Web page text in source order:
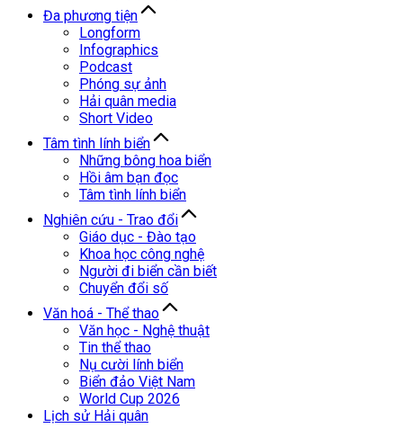
Đa phương tiện
Longform
Infographics
Podcast
Phóng sự ảnh
Hải quân media
Short Video
Tâm tình lính biển
Những bông hoa biển
Hồi âm bạn đọc
Tâm tình lính biển
Nghiên cứu - Trao đổi
Giáo dục - Đào tạo
Khoa học công nghệ
Người đi biển cần biết
Chuyển đổi số
Văn hoá - Thể thao
Văn học - Nghệ thuật
Tin thể thao
Nụ cười lính biển
Biển đảo Việt Nam
World Cup 2026
Lịch sử Hải quân